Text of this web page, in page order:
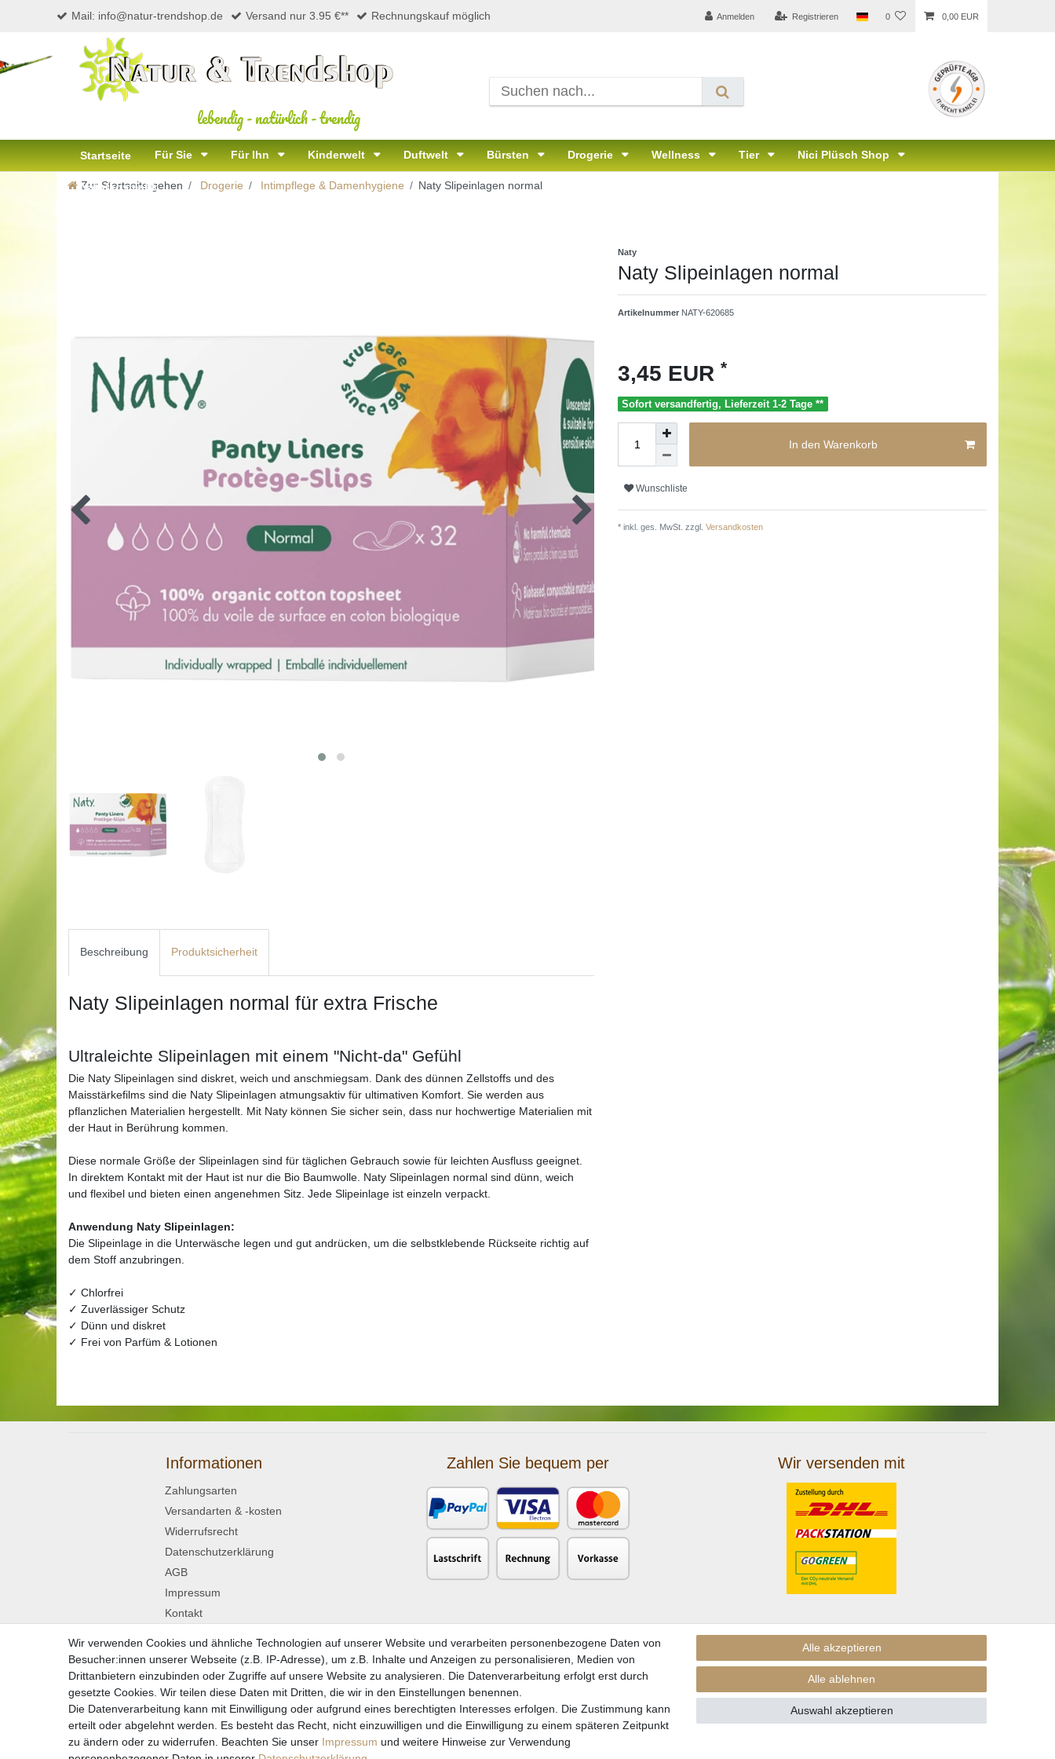
Mail: info@natur-trendshop.de Versand nur 3.95 €** Rechnungskauf möglich Anmelden Registrieren 0 0,00 EUR
lebendig-natürlich-trendig
Startseite Für Sie Für Ihn Kinderwelt Duftwelt Bürsten Drogerie Wellness Tier Nici Plüsch Shop
Naturkosmetik
Zur Startseite gehen Drogerie Intimpflege & Damenhygiene Naty Slipeinlagen normal
Naty
Naty Slipeinlagen normal
Artikelnummer NATY-620685
3,45 EUR *
Sofort versandfertig, Lieferzeit 1-2 Tage **
In den Warenkorb
Wunschliste
* inkl. ges. MwSt. zzgl. Versandkosten
Beschreibung Produktsicherheit
Naty Slipeinlagen normal für extra Frische
Ultraleichte Slipeinlagen mit einem "Nicht-da" Gefühl
Die Naty Slipeinlagen sind diskret, weich und anschmiegsam. Dank des dünnen Zellstoffs und des
Maisstärkefilms sind die Naty Slipeinlagen atmungsaktiv für ultimativen Komfort. Sie werden aus
pflanzlichen Materialien hergestellt. Mit Naty können Sie sicher sein, dass nur hochwertige Materialien mit
der Haut in Berührung kommen.
Diese normale Größe der Slipeinlagen sind für täglichen Gebrauch sowie für leichten Ausfluss geeignet.
In direktem Kontakt mit der Haut ist nur die Bio Baumwolle. Naty Slipeinlagen normal sind dünn, weich
und flexibel und bieten einen angenehmen Sitz. Jede Slipeinlage ist einzeln verpackt.
Anwendung Naty Slipeinlagen:
Die Slipeinlage in die Unterwäsche legen und gut andrücken, um die selbstklebende Rückseite richtig auf
dem Stoff anzubringen.
✓ Chlorfrei
✓ Zuverlässiger Schutz
✓ Dünn und diskret
✓ Frei von Parfüm & Lotionen
Informationen
Zahlungsarten
Versandarten & -kosten
Widerrufsrecht
Datenschutzerklärung
AGB
Impressum
Kontakt
Widerrufsformular
Zahlen Sie bequem per Wir versenden mit
* Alle Preise inkl. gesetzl. Mehrwertsteuer zzgl. Versandkosten und ggf. Nachnahmegebühren, wenn nicht anders beschrieben
** Gilt für Lieferungen nach Deutschland. Lieferzeiten für andere EU-Länderhier
Wir verwenden Cookies und ähnliche Technologien auf unserer Website und verarbeiten personenbezogene Daten von
Besucher:innen unserer Webseite (z.B. IP-Adresse), um z.B. Inhalte und Anzeigen zu personalisieren, Medien von
Drittanbietern einzubinden oder Zugriffe auf unsere Website zu analysieren. Die Datenverarbeitung erfolgt erst durch
gesetzte Cookies. Wir teilen diese Daten mit Dritten, die wir in den Einstellungen benennen.
Die Datenverarbeitung kann mit Einwilligung oder aufgrund eines berechtigten Interesses erfolgen. Die Zustimmung kann
erteilt oder abgelehnt werden. Es besteht das Recht, nicht einzuwilligen und die Einwilligung zu einem späteren Zeitpunkt
zu ändern oder zu widerrufen. Beachten Sie unser Impressum und weitere Hinweise zur Verwendung
Alle akzeptieren
Alle ablehnen
Auswahl akzeptieren